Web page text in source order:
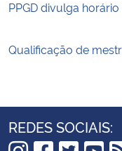
PPGD divulga
Qualificação de
REDES SOCIAIS: